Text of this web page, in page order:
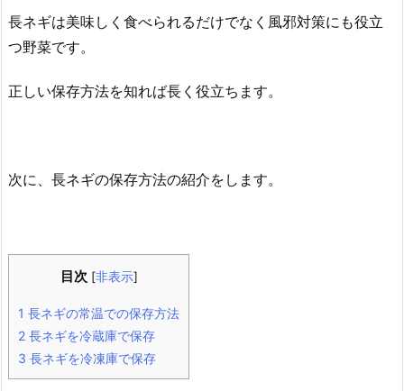
長ネギは美味しく食べられるだけでなく風邪対策にも役立
つ野菜です。
正しい保存方法を知れば長く役立ちます。
次に、長ネギの保存方法の紹介をします。
目次 [非表示]
1 長ネギの常温での保存方法
2 長ネギを冷蔵庫で保存
3 長ネギを冷凍庫で保存